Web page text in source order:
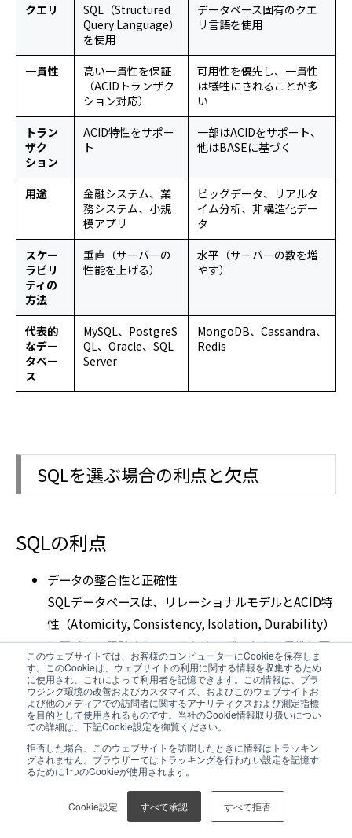
このウェブサイトでは、お客様のコンピューターにCookieを保存しま
す。このCookieは、ウェブサイトの利用に関する情報を収集するため
に使用され、これによって利用者を記憶できます。この情報は、ブラ
ウジング環境の改善およびカスタマイズ、およびこのウェブサイトお
よび他のメディアでの訪問者に関するアナリティクスおよび測定指標
を目的として使用されるものです。当社のCookie情報取り扱いについ
ての詳細は、下記Cookie設定を御覧ください。
拒否した場合、このウェブサイトを訪問したときに情報はトラッキン
グされません。ブラウザーではトラッキングを行わない設定を記憶す
るために1つのCookieが使用されます。
Cookie設定 すべて承認 すべて拒否
クエリ
SQL（Structured
Query Language）
を使用
データベース固有のクエ
リ言語を使用
一貫性
高い一貫性を保証
（ACIDトランザク
ション対応）
可用性を優先し、一貫性
は犠牲にされることが多
い
トラン
ザク
ション
ACID特性をサポー
ト
一部はACIDをサポート、
他はBASEに基づく
用途
金融システム、業
務システム、小規
模アプリ
ビッグデータ、リアルタ
イム分析、非構造化デー
タ
スケー
ラビリ
ティの
方法
垂直（サーバーの
性能を上げる）
水平（サーバーの数を増
やす）
代表的
なデー
タベー
ス
MySQL、PostgreS
QL、Oracle、SQL
Server
MongoDB、Cassandra、
Redis
SQLを選ぶ場合の利点と欠点
SQLの利点
データの整合性と正確性
SQLデータベースは、リレーショナルモデルとACID特
性（Atomicity, Consistency, Isolation, Durability）
に基づいて設計されているため、データの一貫性と正
確性が保証されます。
特に、金融システムや会計システムのように、データ
の正確さが極めて重要な場合に優れたパフォーマンス
を発揮します。
複雑なクエリ処理が可能
SQLは、複雑なクエリやデータの結合、集計を効率的
に行うための機能が豊富に用意されています。